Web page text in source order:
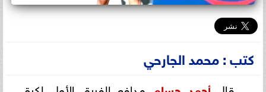
كتب : محمد الجارحي